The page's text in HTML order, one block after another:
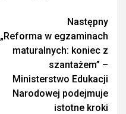
Następny
„Reforma w egzaminach
maturalnych: koniec z
szantażem” –
Ministerstwo Edukacji
Narodowej podejmuje
istotne kroki